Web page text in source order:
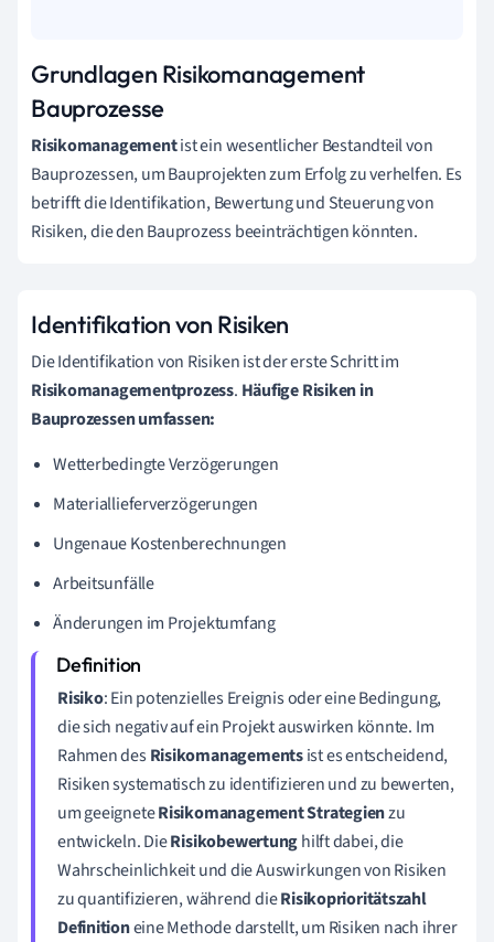
Grundlagen Risikomanagement
Bauprozesse
Risikomanagementist ein wesentlicher Bestandteil von
Bauprozessen, um Bauprojekten zum Erfolg zu verhelfen. Es
betrifft die Identifikation, Bewertung und Steuerung von
Risiken, die den Bauprozess beeinträchtigen könnten.
Identifikation von Risiken
Die Identifikation von Risiken ist der erste Schritt im
Risikomanagementprozess. Häufige Risiken in
Bauprozessen umfassen:
Wetterbedingte Verzögerungen
Materiallieferverzögerungen
Ungenaue Kostenberechnungen
Arbeitsunfälle
Änderungen im Projektumfang
Risiko: Ein potenzielles Ereignis oder eine Bedingung,
die sich negativ auf ein Projekt auswirken könnte. Im
Rahmen desRisikomanagementsist es entscheidend,
Risiken systematisch zu identifizieren und zu bewerten,
um geeigneteRisikomanagement Strategienzu
entwickeln. DieRisikobewertunghilft dabei, die
Wahrscheinlichkeit und die Auswirkungen von Risiken
zu quantifizieren, während dieRisikoprioritätszahl
Definitioneine Methode darstellt, um Risiken nach ihrer